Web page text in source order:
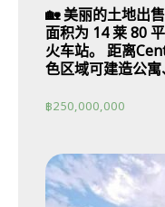
🏡 美丽的土地出
面积为 14 莱 80
火车站。 距离
色区域可建造公
฿250,000,000